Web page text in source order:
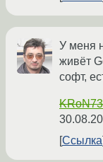
У меня
живёт
софт,
KRoN73
Ссылка